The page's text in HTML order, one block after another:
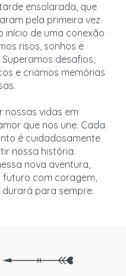
ensolarada, que
pela primeira vez.
início de uma conexão
risos, sonhos e
desafios,
e criamos memórias
nossas vidas em
que nos une. Cada
é cuidadosamente
nossa história.
nova aventura,
com coragem,
para sempre.